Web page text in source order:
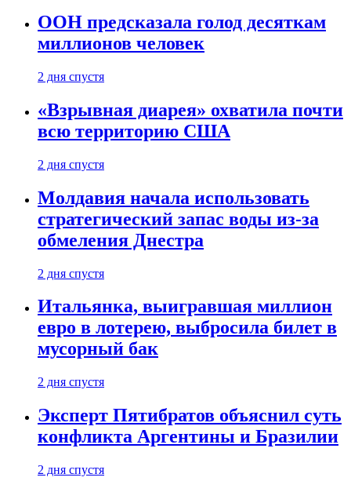
ООН предсказала голод десяткам
миллионов человек
2 дня спустя
«Взрывная диарея» охватила почти
всю территорию США
2 дня спустя
Молдавия начала использовать
стратегический запас воды из-за
обмеления Днестра
2 дня спустя
Итальянка, выигравшая миллион
евро в лотерею, выбросила билет в
мусорный бак
2 дня спустя
Эксперт Пятибратов объяснил суть
конфликта Аргентины и Бразилии
2 дня спустя